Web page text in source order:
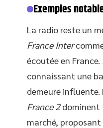
Exemples
La radio reste un
France Inter
écoutée en France.
connaissant une
demeure influente.
France 2dominent
marché,